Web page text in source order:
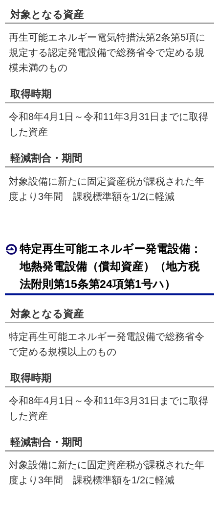
対象となる資産
再生可能エネルギー電気特措法第2条第5項に
規定する認定発電設備で総務省令で定める規
模未満のもの
取得時期
令和8年4月 1日～令和11年3月 31日までに取得
した資産
軽減割合・期間
対象設備に新たに固定資産税が課税された年
度より 3年間 課税標準額を1/2に軽減
特定再生可能エネルギー発電設備：
地熱発電設備（償却資産）（地方税
法附則第15条第24項第1号ハ）
対象となる資産
特定再生可能エネルギー発電設備で総務省令
で定める規模以上のもの
取得時期
令和8年4月 1 日～令和11年3月 31 日までに取得
した資産
軽減割合・期間
対象設備に新たに固定資産税が課税された年
度より 3年間 課税標準額を1/2に軽減